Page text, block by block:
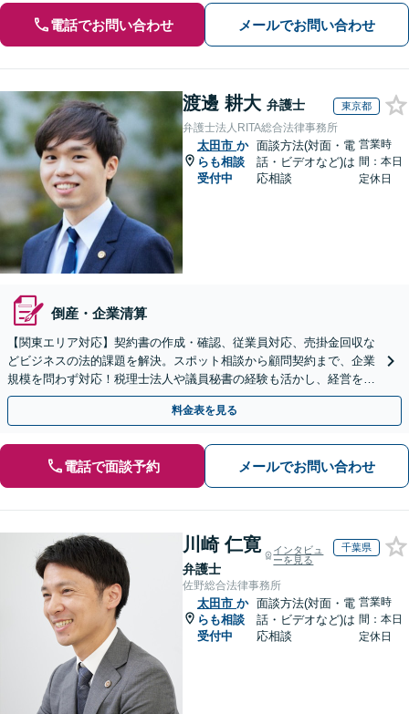
電話でお問い合わせ メールでお問い合わせ
渡邊 耕大 弁護士 東京都
弁護士法人RITA総合法律事務所
太田市 か
らも相談
受付中
面談方法(対面・電
話・ビデオなど)は
応相談
営業時
間：本日
定休日
倒産・企業清算
【関東エリア対応】契約書の作成・確認、従業員対応、売掛金回収な
どビジネスの法的課題を解決。スポット相談から顧問契約まで、企業
規模を問わず対応！税理士法人や議員秘書の経験も活かし、経営を法
務面から支えます【夜間や休日相談可｜オンライン相談可】
料金表を見る
電話で面談予約 メールでお問い合わせ
川崎 仁寛
弁護士
インタビュ
ーを見る
千葉県
佐野総合法律事務所
太田市 か
らも相談
受付中
面談方法(対面・電
話・ビデオなど)は
応相談
営業時
間：本日
定休日